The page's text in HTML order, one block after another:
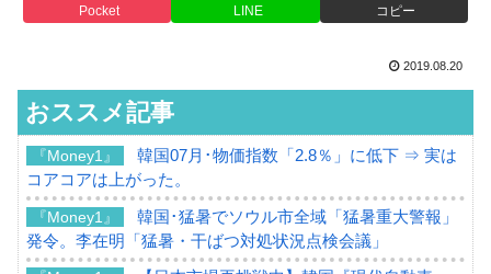
Pocket LINE コピー
2019.08.20
おススメ記事
『Money1』
韓国07月･物価指数「2.8％」に低下 ⇒ 実は
コアコアは上がった。
『Money1』
韓国･猛暑でソウル市全域「猛暑重大警報」
発令。李在明「猛暑・干ばつ対処状況点検会議」